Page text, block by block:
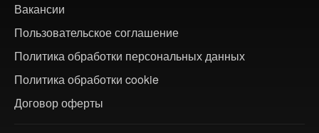
Вакансии
Пользовательское соглашение
Политика обработки персональных данных
Политика обработки cookie
Договор оферты